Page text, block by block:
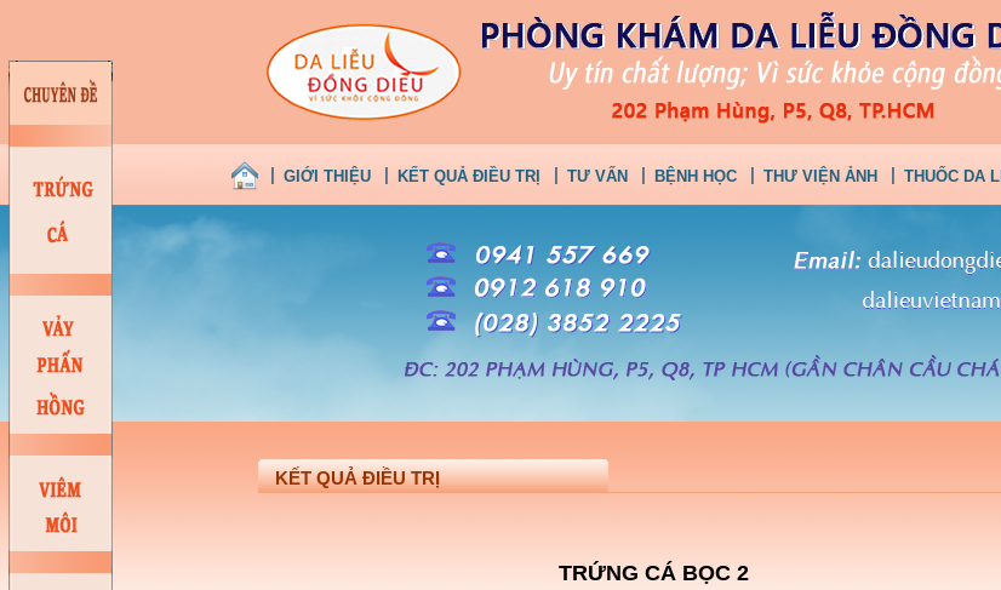
GIỚI THIỆU KẾT QUẢ ĐIỀU TRỊ TƯ VẤN BỆNH HỌC THƯ VIỆN ẢNH THUỐC DA
KẾT QUẢ ĐIỀU TRỊ
TRỨNG CÁ BỌC 2